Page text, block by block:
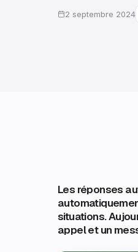
2 septembre 2024
Les réponses
situations.
appel et un